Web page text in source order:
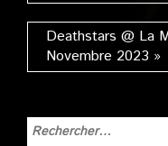
Deathstars @ La
Novembre 2023 »